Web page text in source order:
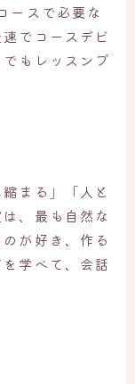
ースで必要な
でコースデビ
もレッスンプ
まる」「人と
、最も自然な
が好き、作る
学べて、会話